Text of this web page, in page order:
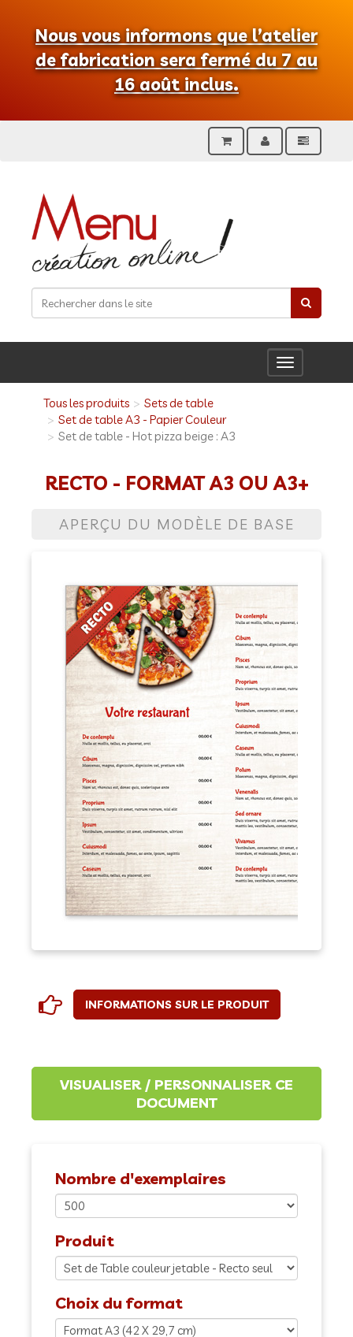
Nous vous informons que l’atelier
de fabrication sera fermé du 7 au
16 août inclus.
Toggle
navigation
Tous les produits
Sets de table
Set de table A3 - Papier Couleur
Set de table - Hot pizza beige : A3
RECTO - FORMAT A3 OU A3+
APERÇU DU MODÈLE DE BASE
INFORMATIONS SUR LE PRODUIT
Nombre d'exemplaires
Produit
Choix du format